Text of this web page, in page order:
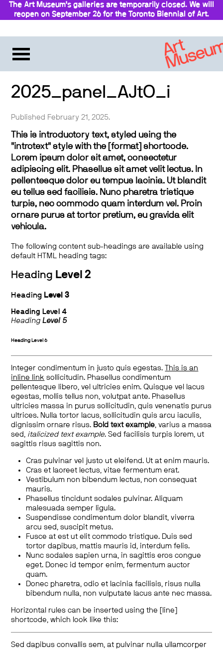
The Art Museum’s galleries are temporarily closed. We will
reopen on September 26 for the Toronto Biennial of Art.
2025_panel_AJtO_i
Published February 21, 2025.
This is introductory text, styled using the
"introtext" style with the [format] shortcode.
Lorem ipsum dolor sit amet, consectetur
adipiscing elit. Phasellus sit amet velit lectus. In
pellentesque dolor eu tempus lacinia. Ut blandit
eu tellus sed facilisis. Nunc pharetra tristique
turpis, nec commodo quam interdum vel. Proin
ornare purus at tortor pretium, eu gravida elit
vehicula.
The following content sub-headings are available using
default HTML heading tags:
Heading Level 2
Heading Level 3
Heading Level 4
HeadingLevel 5
Heading Level 6
Integer condimentum in justo quis egestas.
This is an
inline link sollicitudin. Phasellus condimentum
pellentesque libero, vel ultricies enim. Quisque vel lacus
egestas, mollis tellus non, volutpat ante. Phasellus
ultricies massa in purus sollicitudin, quis venenatis purus
ultrices. Nulla tortor lacus, sollicitudin quis arcu iaculis,
dignissim ornare risus. Bold text example, varius a massa
sed, italicized text example. Sed facilisis turpis lorem, ut
sagittis risus sagittis non.
Cras pulvinar vel justo ut eleifend. Ut at enim mauris.
Cras et laoreet lectus, vitae fermentum erat.
Vestibulum non bibendum lectus, non consequat
mauris.
Phasellus tincidunt sodales pulvinar. Aliquam
malesuada semper ligula.
Suspendisse condimentum dolor blandit, viverra
arcu sed, suscipit metus.
Fusce at est ut elit commodo tristique. Duis sed
tortor dapibus, mattis mauris id, interdum felis.
Nunc sodales sapien urna, in sagittis eros congue
eget. Donec id tempor enim, fermentum auctor
quam.
Donec pharetra, odio et lacinia facilisis, risus nulla
bibendum nulla, non vulputate lacus ante nec massa.
Horizontal rules can be inserted using the [line]
shortcode, which look like this:
Sed dapibus convallis sem, at pulvinar nulla ullamcorper